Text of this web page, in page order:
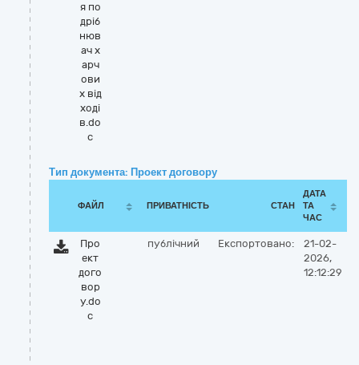
я по
дріб
нюв
ач х
арч
ови
х від
ході
в.do
c
Тип документа: Проект договору
ФАЙЛ ПРИВАТНІСТЬ СТАН
ДАТА
ТА
ЧАС
Про
ект
дого
вор
у.do
c
публічний Експортовано:
21-02-
2026,
12:12:29